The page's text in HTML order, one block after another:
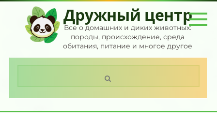
Перейти
контенту
Дружный центр
Все о домашних и диких животных:
породы, происхождение, среда
обитания, питание и многое другое